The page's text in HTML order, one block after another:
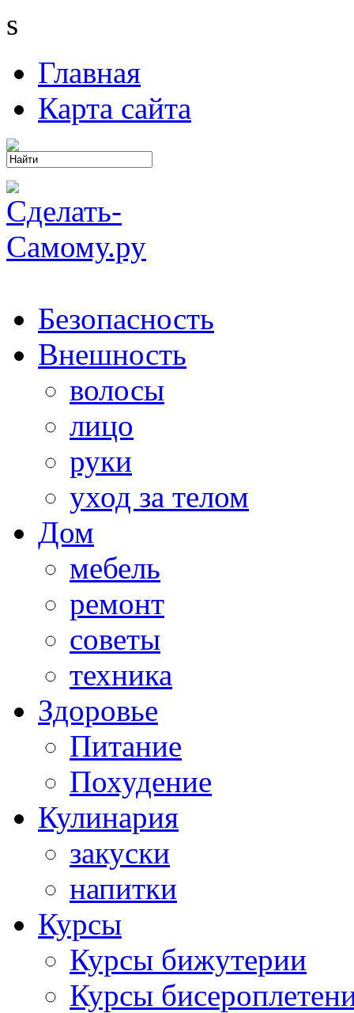
s
Главная
Карта сайта
Безопасность
Внешность
волосы
лицо
руки
уход за телом
Дом
мебель
ремонт
советы
техника
Здоровье
Питание
Похудение
Кулинария
закуски
напитки
Курсы
Курсы бижутерии
Курсы